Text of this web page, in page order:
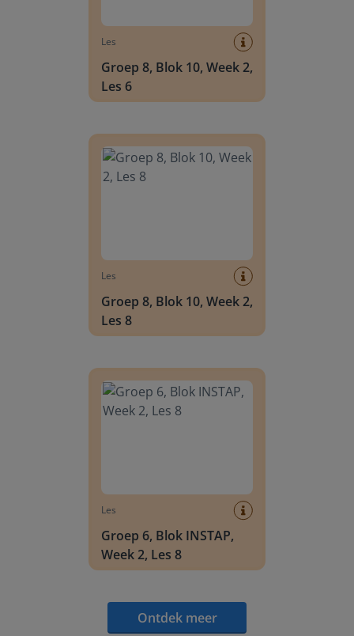
Les
Groep 8, Blok 10, Week 2,
Les 6
Les
Groep 8, Blok 10, Week 2,
Les 8
Les
Groep 6, Blok INSTAP,
Week 2, Les 8
Ontdek meer